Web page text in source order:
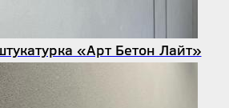
«Арт Бетон Лайт»